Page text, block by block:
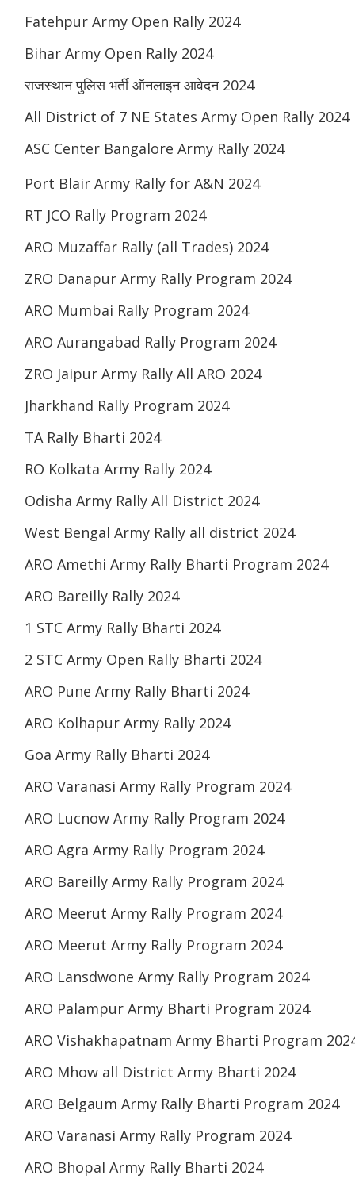
Fatehpur Army Open Rally 2024
Bihar Army Open Rally 2024
राजस्थान पुलिस भर्ती ऑनलाइन आवेदन 2024
All District of 7 NE States Army Open Rally 2024
ASC Center Bangalore Army Rally 2024
Port Blair Army Rally for A&N 2024
RT JCO Rally Program 2024
ARO Muzaffar Rally (all Trades) 2024
ZRO Danapur Army Rally Program 2024
ARO Mumbai Rally Program 2024
ARO Aurangabad Rally Program 2024
ZRO Jaipur Army Rally All ARO 2024
Jharkhand Rally Program 2024
TA Rally Bharti 2024
RO Kolkata Army Rally 2024
Odisha Army Rally All District 2024
West Bengal Army Rally all district 2024
ARO Amethi Army Rally Bharti Program 2024
ARO Bareilly Rally 2024
1 STC Army Rally Bharti 2024
2 STC Army Open Rally Bharti 2024
ARO Pune Army Rally Bharti 2024
ARO Kolhapur Army Rally 2024
Goa Army Rally Bharti 2024
ARO Varanasi Army Rally Program 2024
ARO Lucnow Army Rally Program 2024
ARO Agra Army Rally Program 2024
ARO Bareilly Army Rally Program 2024
ARO Meerut Army Rally Program 2024
ARO Meerut Army Rally Program 2024
ARO Lansdwone Army Rally Program 2024
ARO Palampur Army Bharti Program 2024
ARO Vishakhapatnam Army Bharti Program
ARO Mhow all District Army Bharti 2024
ARO Belgaum Army Rally Bharti Program 2024
ARO Varanasi Army Rally Program 2024
ARO Bhopal Army Rally Bharti 2024